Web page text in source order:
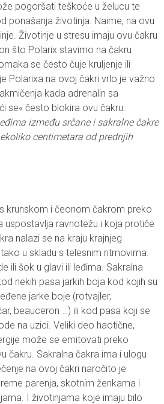
pogoršati teškoće u želucu te
ponašanja životinja. Naime, na ovu
Životinje u stresu imaju ovu čakru
što Polarix stavimo na čakru
se često čuje kruljenje ili
Polarixa na ovoj čakri vrlo je važno
kada adrenalin sa
se« često blokira ovu čakru.
između srčane i sakralne čakre
centimetara od prednjih
krunskom i čeonom čakrom preko
uspostavlja ravnotežu i koja protiče
nalazi se na kraju krajnjeg
u skladu s telesnim ritmovima.
ili šok u glavi ili leđima. Sakralna
nekih pasa jarkih boja kod kojih su
jarke boje (rotvajler,
beauceron …) ili kod pasa koji se
na uzici. Veliki deo haotične,
može se emitovati preko
čakru. Sakralna čakra ima i ulogu
na ovoj čakri naročito je
parenja, skotnim ženkama i
I životinjama koje imaju bilo